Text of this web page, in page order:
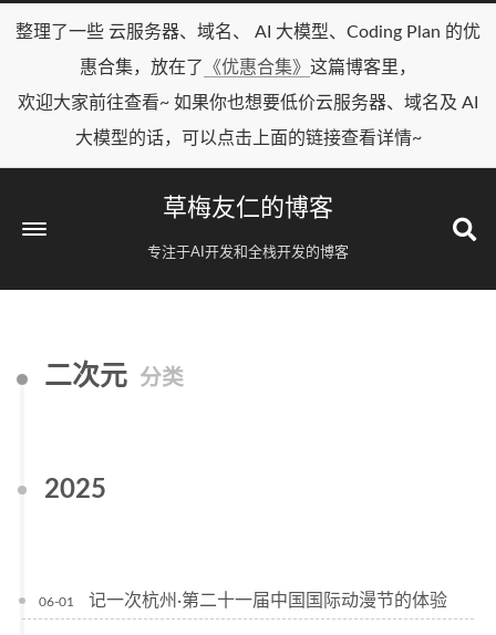
整理了一些 云服务器、域名、 AI 大模型、Coding Plan 的优
惠合集，放在了
《优惠合集》 这篇博客里，
欢迎大家前往查看~ 如果你也想要低价云服务器、域名及 AI
大模型的话，可以点击上面的链接查看详情~
草梅友仁的博客
专注于AI开发和全栈开发的博客
二次元 分类
2025
06-01 记一次杭州·第二十一届中国国际动漫节的体验